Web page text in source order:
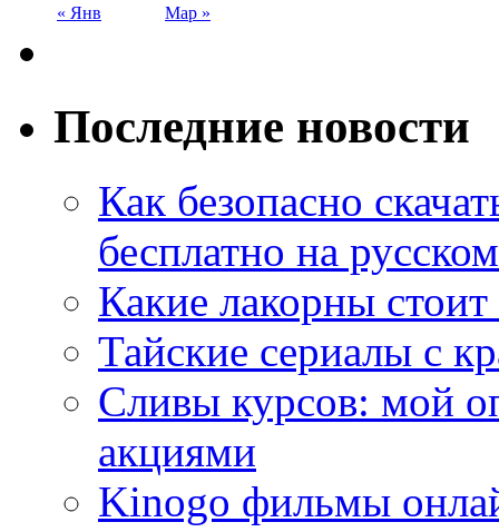
« Янв Мар »
Последние новости
Как безопасно
бесплатно на
Какие лакорны
Тайские сериалы с
Сливы курсов: мой
акциями
Kinogo фильмы